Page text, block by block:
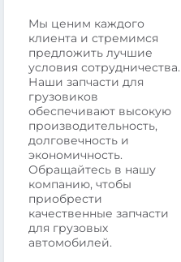
Мы ценим каждого
клиента и стремимся
предложить лучшие
условия сотрудничества.
Наши запчасти для
грузовиков
обеспечивают высокую
производительность,
долговечность и
экономичность.
Обращайтесь в нашу
компанию, чтобы
приобрести
качественные запчасти
для грузовых
автомобилей.